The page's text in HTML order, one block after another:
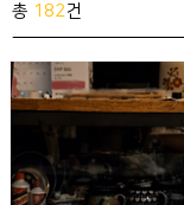
총 182건